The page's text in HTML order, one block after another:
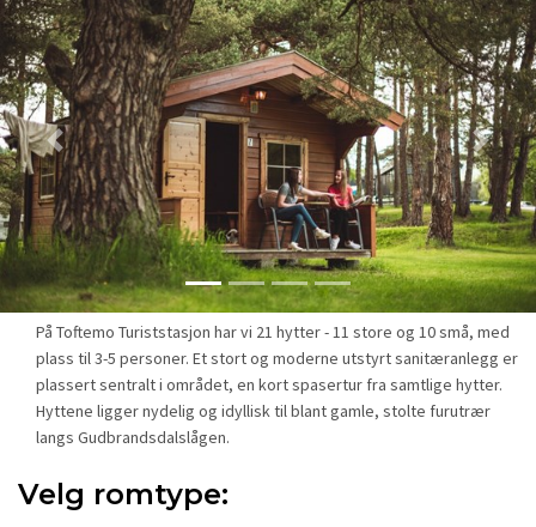
Previous Next
På Toftemo Turiststasjon har vi 21 hytter - 11 store og 10 små, med
plass til 3-5 personer. Et stort og moderne utstyrt sanitæranlegg er
plassert sentralt i området, en kort spasertur fra samtlige hytter.
Hyttene ligger nydelig og idyllisk til blant gamle, stolte furutrær
langs Gudbrandsdalslågen.
Velg romtype: